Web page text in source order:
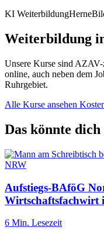
KI WeiterbildungHerne
Weiterbildung
Unsere Kurse sind
online, auch neben dem
Ruhrgebiet.
Alle Kurse ansehen
Das könnte
Aufstiegs-BAföG
Wirtschaftsfachwirt
6 Min. Lesezeit